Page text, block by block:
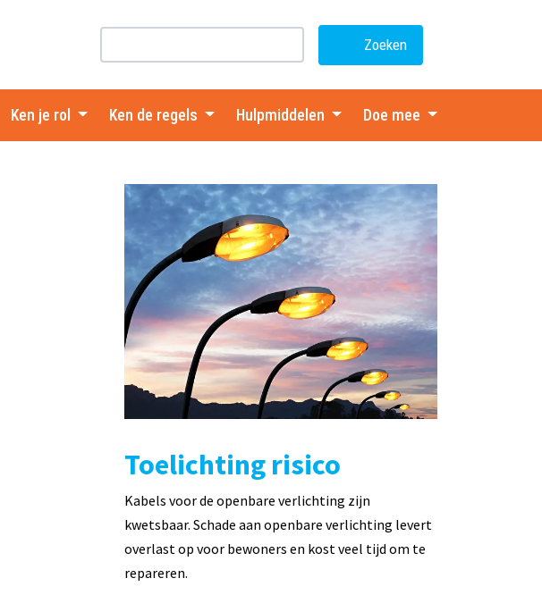
Zoeken
Ken je rol Ken de regels Hulpmiddelen Doe mee
Toelichting risico
Kabels voor de openbare verlichting zijn
kwetsbaar. Schade aan openbare verlichting levert
overlast op voor bewoners en kost veel tijd om te
repareren.